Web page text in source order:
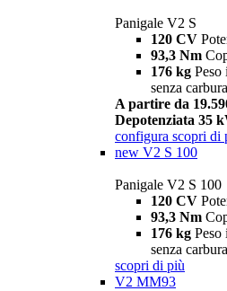
Panigale V2 S
120 CV
93,3 Nm
176 kg Peso
senza
A partire da
Depotenziata 35
configura scopri di
new V2 S 100
Panigale V2 S 100
120 CV
93,3 Nm
176 kg Peso
senza
scopri di più
V2 MM93